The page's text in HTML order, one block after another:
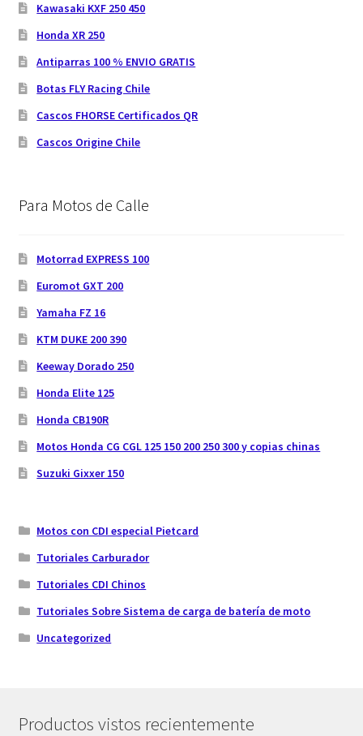
Kawasaki KXF 250 450
Honda XR 250
Antiparras 100 % ENVIO GRATIS
Botas FLY Racing Chile
Cascos FHORSE Certificados QR
Cascos Origine Chile
Para Motos de Calle
Motorrad EXPRESS 100
Euromot GXT 200
Yamaha FZ 16
KTM DUKE 200 390
Keeway Dorado 250
Honda Elite 125
Honda CB190R
Motos Honda CG CGL 125 150 200 250 300 y copias chinas
Suzuki Gixxer 150
Motos con CDI especial Pietcard
Tutoriales Carburador
Tutoriales CDI Chinos
Tutoriales Sobre Sistema de carga de batería de moto
Uncategorized
Productos vistos recientemente